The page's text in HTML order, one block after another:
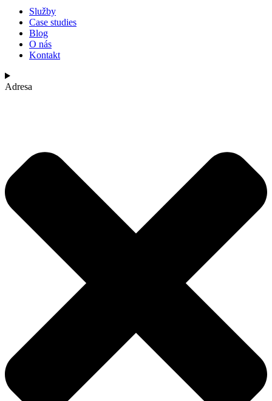
Služby
Case studies
Blog
O nás
Kontakt
Adresa